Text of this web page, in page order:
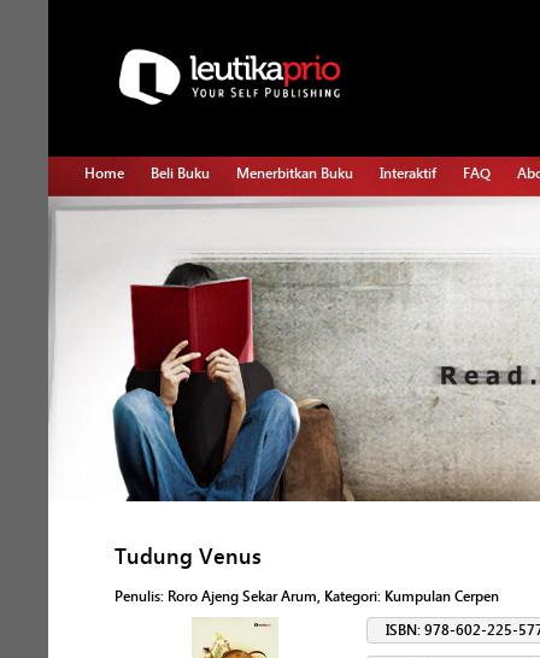
Home Beli Buku Menerbitkan Buku Interaktif FAQ
Tudung Venus
Penulis: Roro Ajeng Sekar Arum, Kategori: Kumpulan Cerpen
ISBN: 978-602-225-